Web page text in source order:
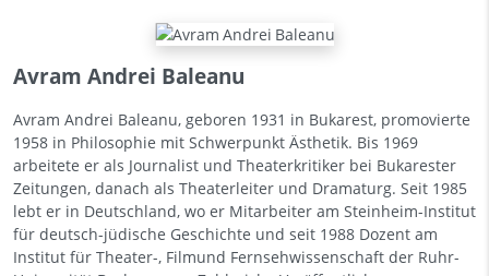
Avram Andrei Baleanu
Avram Andrei Baleanu, geboren 1931 in Bukarest, promovierte
1958 in Philosophie mit Schwerpunkt Ästhetik. Bis 1969
arbeitete er als Journalist und Theaterkritiker bei Bukarester
Zeitungen, danach als Theaterleiter und Dramaturg. Seit 1985
lebt er in Deutschland, wo er Mitarbeiter am Steinheim-Institut
für deutsch-jüdische Geschichte und seit 1988 Dozent am
Institut für Theater-, Filmund Fernsehwissenschaft der Ruhr-